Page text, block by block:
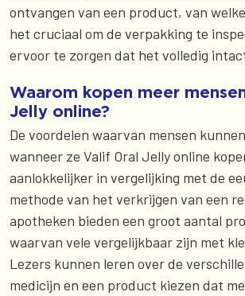
ontvangen van een product, van
het cruciaal om de verpakking te
ervoor te zorgen dat het volledig
Waarom kopen meer
Jelly online?
De voordelen waarvan mensen
wanneer ze Valif Oral Jelly online
aanlokkelijker in vergelijking met de
methode van het verkrijgen van een
apotheken bieden een groot aantal
waarvan vele vergelijkbaar zijn met
Lezers kunnen leren over de
medicijn en een product kiezen dat